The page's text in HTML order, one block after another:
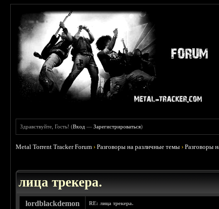
Здравствуйте, Гость! (Вход —Зарегистрироваться)
Metal Torrent Tracker Forum ›Разговоры на различные темы ›Разговоры
лица трекера.
lordblackdemon RE: лица трекера.